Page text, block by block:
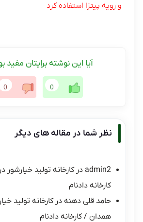
و رویه پیتزا استفاده کرد
آیا این نوشته برایتان مفید
0
0
نظر شما در مقاله های دیگر
admin2 درکارخانه تولید
کارخانه دادنام
حامد قلی دهنه درکارخانه تولید
همدان / کارخانه دادنام